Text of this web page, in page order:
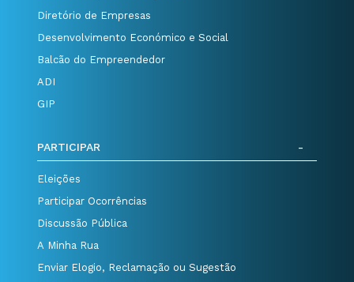
Diretório de Empresas
Desenvolvimento Económico e Social
Balcão do Empreendedor
ADI
GIP
PARTICIPAR
Eleições
Participar Ocorrências
Discussão Pública
A Minha Rua
Enviar Elogio, Reclamação ou Sugestão